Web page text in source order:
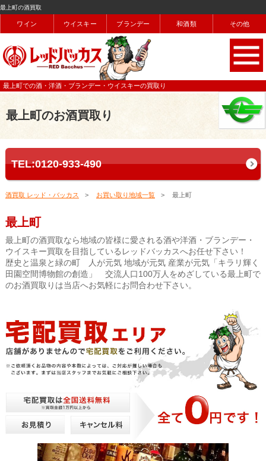
最上町の酒買取
ワイン ウイスキー ブランデー 和酒類 その他
最上町での酒・洋酒・ブランデー・ウイスキーの買取り
最上町のお酒買取り
TEL:0120-933-490
酒買取 レッド・バッカス お買い取り地域一覧 最上町
最上町
最上町の酒買取なら地域の皆様に愛される酒や洋酒・ブランデー・
ウイスキー買取を目指しているレッドバッカスへお任せ下さい！
歴史と温泉と緑の町 人が元気 地域が元気 産業が元気「キラリ輝く
田園空間博物館の創造」 交流人口100万人をめざしている最上町で
のお酒買取りは当店へお気軽にお問合わせ下さい。